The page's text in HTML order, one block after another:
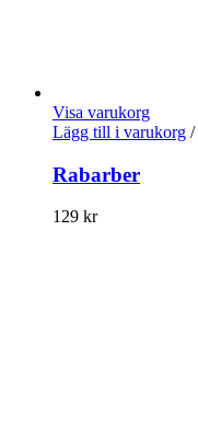
Visa varukorg
Lägg till i varukorg /
Rabarber
129 kr